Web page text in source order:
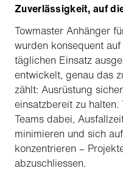
Zuverlässigkeit, auf
Towmaster Anhänger
wurden konsequent
täglichen Einsatz
entwickelt, genau das
zählt: Ausrüstung
einsatzbereit zu halten.
Teams dabei,
minimieren und sich
konzentrieren –
abzuschliessen.